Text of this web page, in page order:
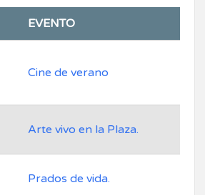
EVENTO
Cine de verano
Arte vivo en la Plaza.
Prados de vida.